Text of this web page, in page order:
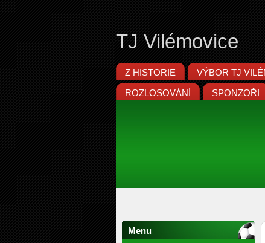
TJ Vilémovice
Z HISTORIE VÝBOR TJ
ROZLOSOVÁNÍ SPONZOŘI
Menu